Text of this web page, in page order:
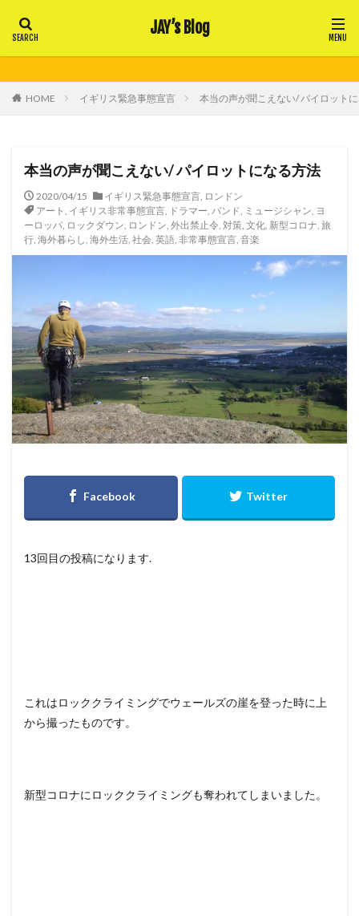
JAY’s Blog
HOME イギリス緊急事態宣言 本当の声が聞こえない/ パイロット
本当の声が聞こえない/ パイロットになる方法
2020/04/15 イギリス緊急事態宣言, ロンドン
アート , イギリス非常事態宣言, ドラマー, バンド, ミュージシャン, ヨ
ーロッパ, ロックダウン, ロンドン, 外出禁止令, 対策, 文化, 新型コロナ, 旅
行, 海外暮らし, 海外生活, 社会, 英語, 非常事態宣言, 音楽
13回目の投稿になります.
これはロッククライミングでウェールズの崖を登った時に上
から撮ったものです。
新型コロナにロッククライミングも奪われてしまいました。